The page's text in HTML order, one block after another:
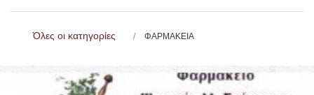
Όλες οι κατηγορίες ΦΑΡΜΑΚΕΙΑ